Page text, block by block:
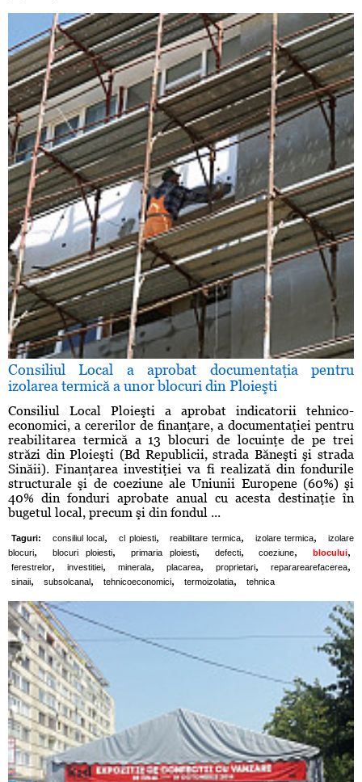
Consiliul Local a aprobat documentaţia pentru
izolarea termică a unor blocuri din Ploieşti
Consiliul Local Ploieşti a aprobat indicatorii tehnico-
economici, a cererilor de finanţare, a documentaţiei pentru
reabilitarea termică a 13 blocuri de locuinţe de pe trei
străzi din Ploieşti (Bd Republicii, strada Băneşti şi strada
Sinăii). Finanţarea investiţiei va fi realizată din fondurile
structurale şi de coeziune ale Uniunii Europene (60%) şi
40% din fonduri aprobate anual cu acesta destinaţie în
bugetul local, precum şi din fondul ...
Taguri: consiliul local , cl ploiesti, reabilitare termica, izolare termica,
izolare
blocuri, blocuri ploiesti, primaria ploiesti, defecti, coeziune, blocului,
ferestrelor, investitiei, minerala, placarea, proprietari, repararearefacerea,
sinaii, subsolcanal , tehnicoeconomici, termoizolatia, tehnica